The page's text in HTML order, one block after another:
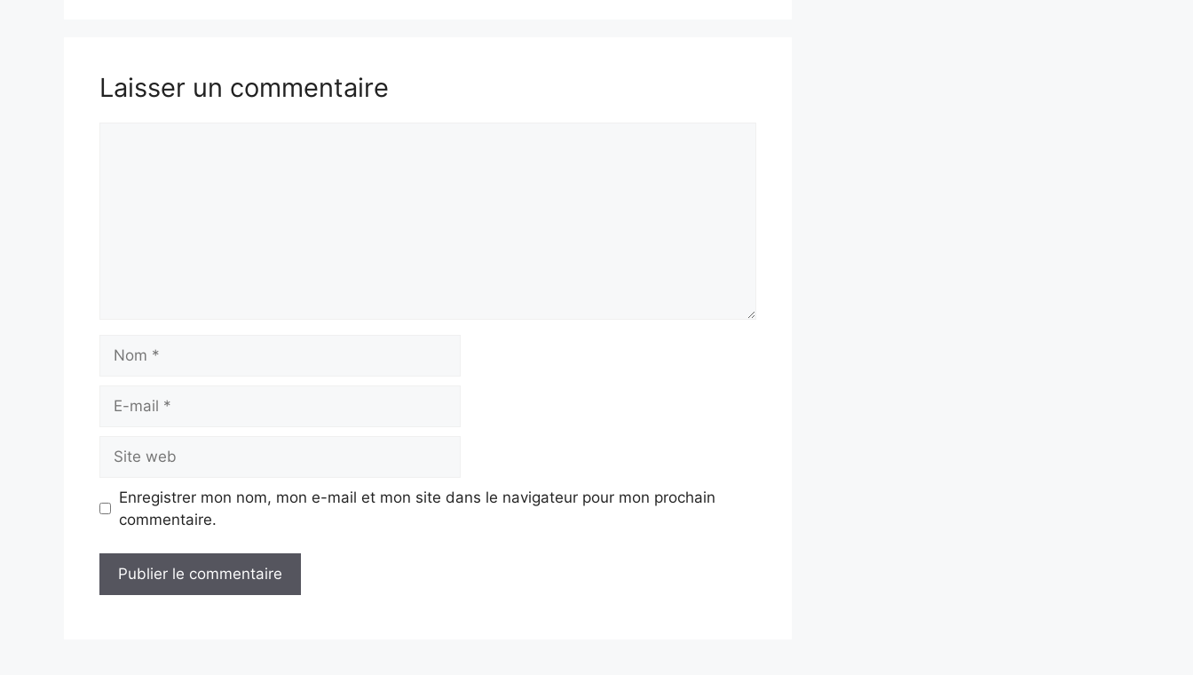
Laisser un commentaire
mail
web
Enregistrer mon nom, mon e-mail et mon site dans le navigateur pour mon prochain
commentaire.